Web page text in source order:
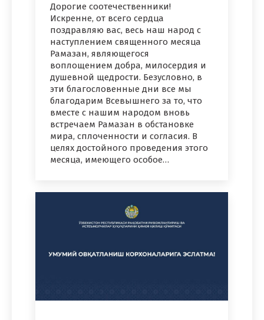
Дорогие соотечественники!
Искренне, от всего сердца
поздравляю вас, весь наш народ с
наступлением священного месяца
Рамазан, являющегося
воплощением добра, милосердия и
душевной щедрости. Безусловно, в
эти благословенные дни все мы
благодарим Всевышнего за то, что
вместе с нашим народом вновь
встречаем Рамазан в обстановке
мира, сплоченности и согласия. В
целях достойного проведения этого
месяца, имеющего особое…